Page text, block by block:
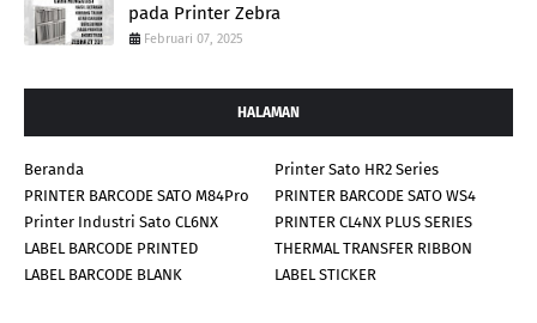
pada Printer Zebra
Februari 07, 2025
HALAMAN
Beranda
Printer Sato HR2 Series
PRINTER BARCODE SATO M84Pro
PRINTER BARCODE SATO WS4
Printer Industri Sato CL6NX
PRINTER CL4NX PLUS SERIES
LABEL BARCODE PRINTED
THERMAL TRANSFER RIBBON
LABEL BARCODE BLANK
LABEL STICKER